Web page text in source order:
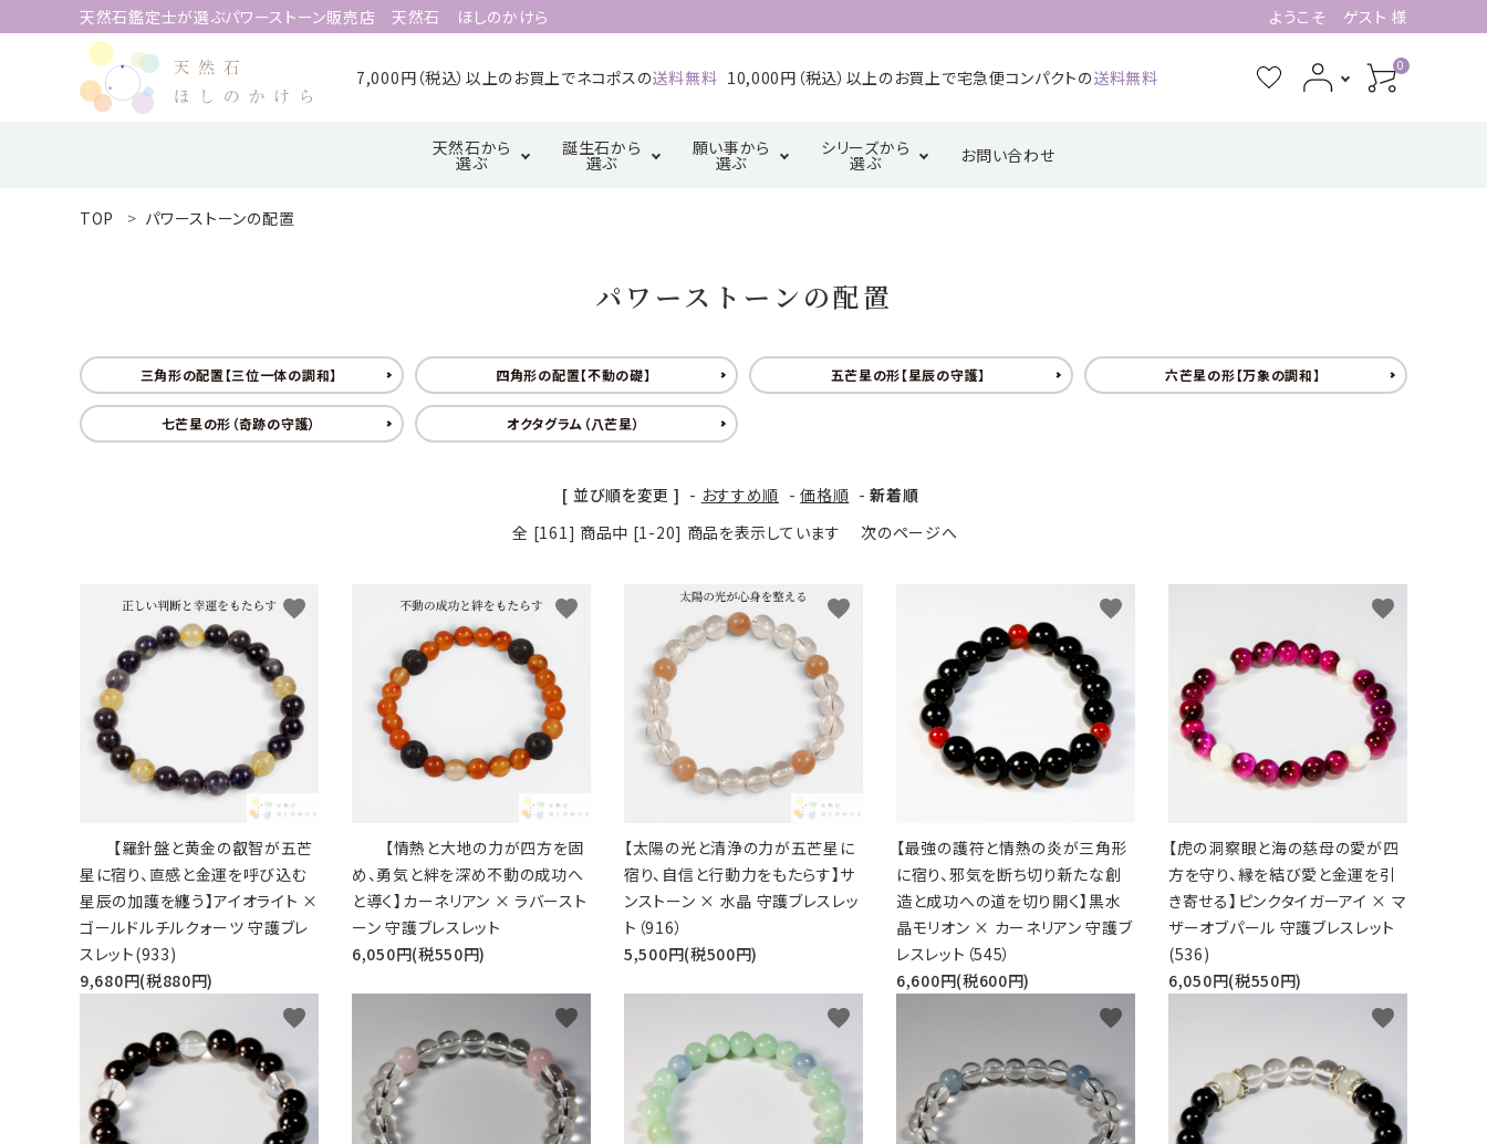
天然石鑑定士が選ぶパワーストーン販売店 天然石 ほしのかけら ようこそ ゲスト 様
7,000円（税込）以上のお買上でネコポスの送料無料 10,000円（税込）以上のお買上で宅急便コンパクトの送料無料
0
天然石から
選ぶ
マ行 ラ行
誕生石から
選ぶ
5月誕生石 6月誕生石
願い事から
選ぶ
シリーズから
選ぶ
和】
天珠【悠久の叡
智】
【星のひとしずく】
お問い合わせ
search
ログイン person 新規会員登録
天然石から選ぶ
支払方法について
配送・送料について
特定商取引法に基づく表記
プライバシーポリシー
お問い合わせ
TOP パワーストーンの配置
パワーストーンの配置
三角形の配置【三位一体の調和】 四角形の配置【不動の礎】 五芒星の形【星辰の守護】 六芒星の形【万象の調和】
七芒星の形（奇跡の守護） オクタグラム（八芒星）
[ 並び順を変更 ] - おすすめ順 -価格順 -新着順
全 [161] 商品中 [1-20] 商品を表示しています
次のページへ
【羅針盤と黄金の叡智が五芒
星に宿り、直感と金運を呼び込む
星辰の加護を纏う】アイオライト ×
ゴールドルチルクォーツ 守護ブレ
スレット(933)
9,680円(税880円)
favorite
【情熱と大地の力が四方を固
め、勇気と絆を深め不動の成功へ
と導く】カーネリアン × ラバースト
ーン 守護ブレスレット
6,050円(税550円)
favorite
【太陽の光と清浄の力が五芒星に
宿り、自信と行動力をもたらす】サ
ンストーン × 水晶 守護ブレスレッ
ト（916）
5,500円(税500円)
favorite
【最強の護符と情熱の炎が三角形
に宿り、邪気を断ち切り新たな創
造と成功への道を切り開く】黒水
晶モリオン × カーネリアン 守護ブ
レスレット（545）
6,600円(税600円)
favorite
【虎の洞察眼と海の慈母の愛が四
方を守り、縁を結び愛と金運を引
き寄せる】ピンクタイガーアイ × マ
ザーオブパール 守護ブレスレット
(536)
6,050円(税550円)
favorite
favorite favorite favorite favorite favorite